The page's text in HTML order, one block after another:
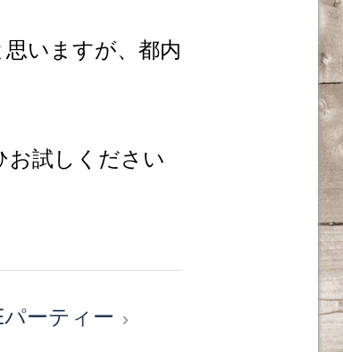
いますが、都内
お試しください
パーティー